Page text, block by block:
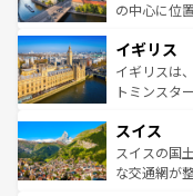
ンテンツ一覧
から魅了す
いる。シャ
香り高いラ
らに、パリ
れる地方に
を参照して
の中心に位
顔を持つこ
ルリンの文
してライン
は、お酒好きな
ドイツ情報は
イギリス
イギリスは
トミンスタ
リアごとに
ティー、ビ
戦など、本
スイス
スイスの国
な交通網が